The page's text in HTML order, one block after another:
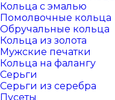
Кольца с эмалью
Помолвочные кольца
Обручальные кольца
Кольца из золота
Мужские печатки
Кольца на фалангу
Серьги
Серьги из серебра
Пусеты